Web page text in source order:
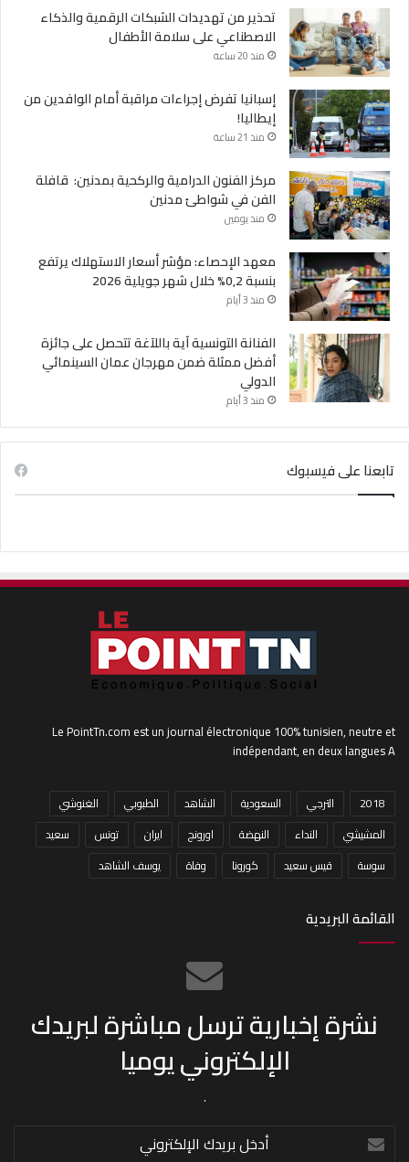
تحذير من تهديدات الشبكات الرقمية والذكاء
الاصطناعي على سلامة الأطفال
منذ 20 ساعة
إسبانيا تفرض إجراءات مراقبة أمام الوافدين من
إيطاليا!
منذ 21 ساعة
مركز الفنون الدرامية والركحية بمدنين: قافلة
الفن في شواطئ مدنين
منذ يومين
معهد الإحصاء: مؤشر أسعار الاستهلاك يرتفع
بنسبة 0,2% خلال شهر جويلية 2026
منذ 3 أيام
الفنانة التونسية آية باللآغة تتحصل على جائزة
أفضل ممثلة ضمن مهرجان عمان السينمائي
الدولي
منذ 3 أيام
تابعنا على فيسبوك
Le PointTn.com est un journal électronique 100% tunisien, neutre et
indépendant, en deux langues A
2018 الترجي السعودية الشاهد الطبوبي
الغنوشي
المشيشي
النداء النهضة اورونج ايران تونس
سعيد
سوسة
قيس سعيد كورونا وفاة يوسف الشاهد
القائمة البريدية
نشرة إخبارية ترسل مباشرة لبريدك
الإلكتروني يوميا
.
أدخل
بريدك